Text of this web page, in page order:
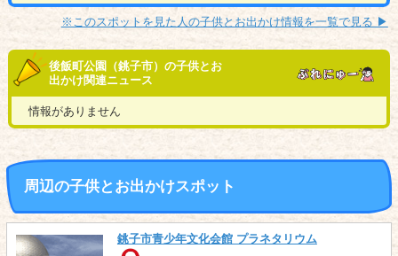
※このスポットを見た人の子供とお出かけ情報を一覧で見る ▶︎
後飯町公園（銚子市）の子供とお
出かけ関連ニュース
情報がありません
周辺の子供とお出かけスポット
銚子市青少年文化会館 プラネタリウム